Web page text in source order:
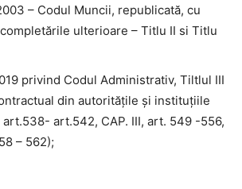
– Codul Muncii, republicată, cu
ulterioare – Titlu II si Titlu
privind Codul Administrativ, Tiltlul III
din autoritățile și instituțiile
art.538- art.542, CAP. III, art. 549 -556,
– 562);